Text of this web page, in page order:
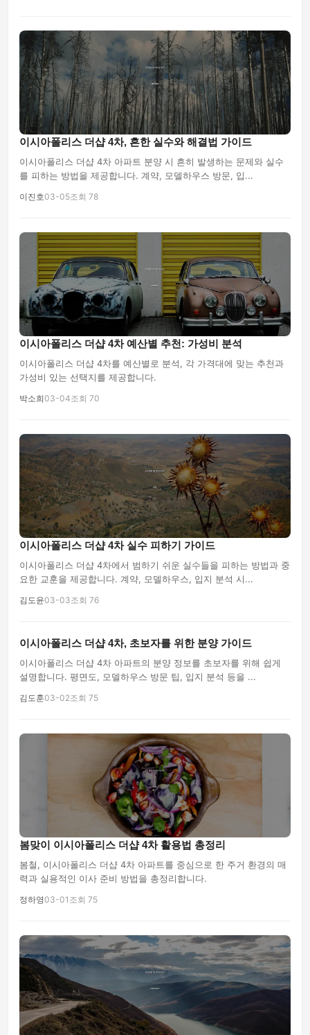
이시아폴리스 더샵 4차, 흔한 실수와 해결법 가이드
이시아폴리스 더샵 4차 아파트 분양 시 흔히 발생하는 문제와 실수
를 피하는 방법을 제공합니다. 계약, 모델하우스 방문, 입...
이진호03-05조회 78
이시아폴리스 더샵 4차 예산별 추천: 가성비 분석
이시아폴리스 더샵 4차를 예산별로 분석, 각 가격대에 맞는 추천과
가성비 있는 선택지를 제공합니다.
박소희03-04조회 70
이시아폴리스 더샵 4차 실수 피하기 가이드
이시아폴리스 더샵 4차에서 범하기 쉬운 실수들을 피하는 방법과 중
요한 교훈을 제공합니다. 계약, 모델하우스, 입지 분석 시...
김도윤03-03조회 76
이시아폴리스 더샵 4차, 초보자를 위한 분양 가이드
이시아폴리스 더샵 4차 아파트의 분양 정보를 초보자를 위해 쉽게
설명합니다. 평면도, 모델하우스 방문 팁, 입지 분석 등을 ...
김도훈03-02조회 75
봄맞이 이시아폴리스 더샵 4차 활용법 총정리
봄철, 이시아폴리스 더샵 4차 아파트를 중심으로 한 주거 환경의 매
력과 실용적인 이사 준비 방법을 총정리합니다.
정하영03-01 조회 75